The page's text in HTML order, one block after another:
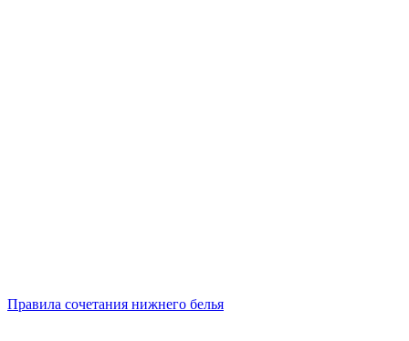
Правила сочетания нижнего белья